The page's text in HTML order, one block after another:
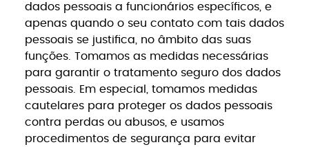
dados pessoais a funcionários específicos, e
apenas quando o seu contato com tais dados
pessoais se justifica, no âmbito das suas
funções. Tomamos as medidas necessárias
para garantir o tratamento seguro dos dados
pessoais. Em especial, tomamos medidas
cautelares para proteger os dados pessoais
contra perdas ou abusos, e usamos
procedimentos de segurança para evitar